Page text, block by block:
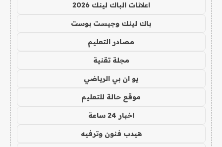
اعلانات الباك لينك 2026
باك لينك وجيست بوست
مصادر التعليم
مجلة تقنية
يو ان بي الرياضي
موقع حالة للتعليم
اخبار 24 ساعة
هيدب فنون وترفيه